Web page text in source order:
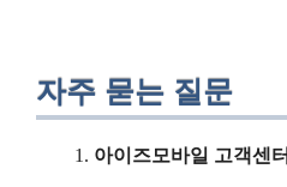
자주 묻는 질문
아이즈모바일 고객센